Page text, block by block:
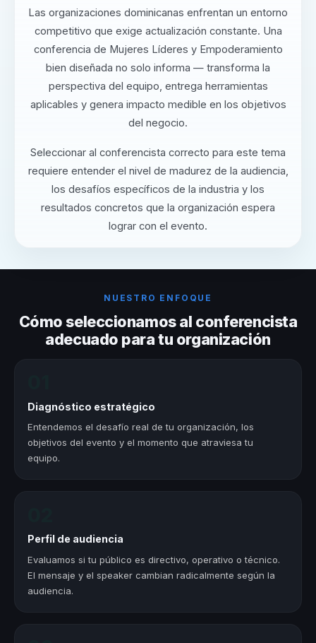
Las organizaciones dominicanas enfrentan un entorno
competitivo que exige actualización constante. Una
conferencia de Mujeres Líderes y Empoderamiento
bien diseñada no solo informa — transforma la
perspectiva del equipo, entrega herramientas
aplicables y genera impacto medible en los objetivos
del negocio.
Seleccionar al conferencista correcto para este tema
requiere entender el nivel de madurez de la audiencia,
los desafíos específicos de la industria y los
resultados concretos que la organización espera
lograr con el evento.
NUESTRO ENFOQUE
Cómo seleccionamos al conferencista
adecuado para tu organización
Diagnóstico estratégico
Entendemos el desafío real de tu organización, los
objetivos del evento y el momento que atraviesa tu
equipo.
Perfil de audiencia
Evaluamos si tu público es directivo, operativo o técnico.
El mensaje y el speaker cambian radicalmente según la
audiencia.